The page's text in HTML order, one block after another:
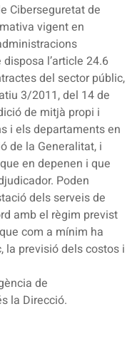
Ciberseguretat de
vigent en
l’article 24.6
del sector públic,
3/2011, del 14 de
de mitjà propi i
i els departaments en
de la Generalitat, i
en depenen i que
Poden
dels serveis de
amb el règim previst
com a mínim ha
la previsió dels costos i
de
la Direcció.